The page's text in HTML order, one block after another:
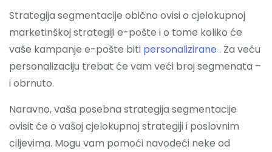
Strategija segmentacije obično ovisi o cjelokupnoj
marketinškoj strategiji e-pošte i o tome koliko će
vaše kampanje e-pošte biti personalizirane . Za veću
personalizaciju trebat će vam veći broj segmenata –
i obrnuto.
Naravno, vaša posebna strategija segmentacije
ovisit će o vašoj cjelokupnoj strategiji i poslovnim
ciljevima. Mogu vam pomoći navodeći neke od